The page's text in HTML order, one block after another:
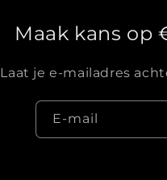
Maak kans op
Laat je e-mailadres
E‑mail